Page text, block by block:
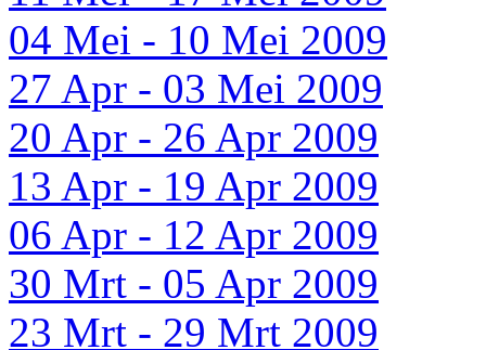
04 Mei - 10 Mei 2009
27 Apr - 03 Mei 2009
20 Apr - 26 Apr 2009
13 Apr - 19 Apr 2009
06 Apr - 12 Apr 2009
30 Mrt - 05 Apr 2009
23 Mrt - 29 Mrt 2009